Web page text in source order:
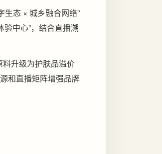
生态 × 城乡融合网络”
中心”，结合直播溯
升级为护肤品溢价
和直播矩阵增强品牌